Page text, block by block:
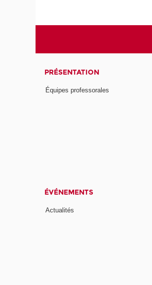
PRÉSENTATION
Équipes professorales
ÉVÉNEMENTS
Actualités